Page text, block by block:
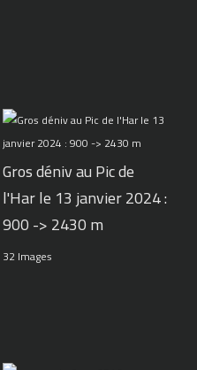
Gros déniv au Pic de
l'Har le 13 janvier 2024 :
900 -> 2430 m
32 Images